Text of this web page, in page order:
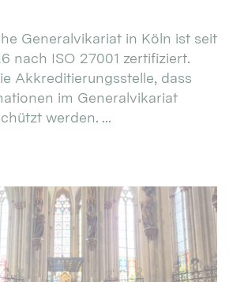
Generalvikariat in Köln ist seit
nach ISO 27001 zertifiziert.
Akkreditierungsstelle, dass
im Generalvikariat
werden. ...